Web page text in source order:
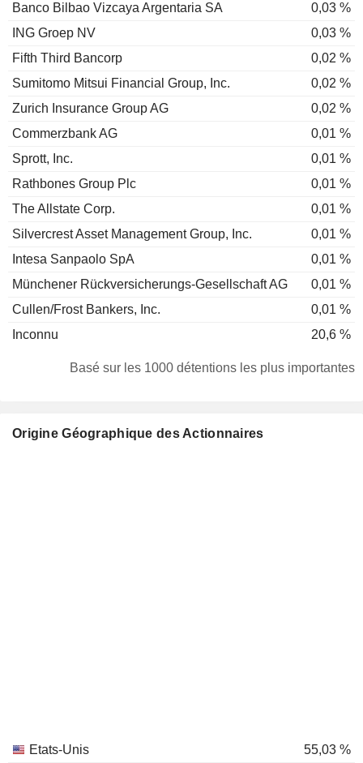
Banco Bilbao Vizcaya Argentaria SA
0,03 %
ING Groep NV
0,03 %
Fifth Third Bancorp
0,02 %
Sumitomo Mitsui Financial Group, Inc.
0,02 %
Zurich Insurance Group AG
0,02 %
Commerzbank AG
0,01 %
Sprott, Inc.
0,01 %
Rathbones Group Plc
0,01 %
The Allstate Corp.
0,01 %
Silvercrest Asset Management Group, Inc.
0,01 %
Intesa Sanpaolo SpA
0,01 %
Münchener Rückversicherungs-Gesellschaft AG
0,01 %
Cullen/Frost Bankers, Inc.
0,01 %
Inconnu
20,6 %
Basé sur les 1000 détentions les plus importantes
Origine Géographique des Actionnaires
Etats-Unis
55,03 %